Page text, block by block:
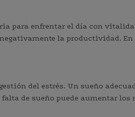
para enfrentar el día con
la productividad.
del estrés. Un sueño
de sueño puede aumentar